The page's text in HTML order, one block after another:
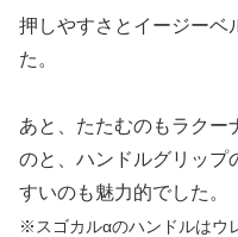
押しやすさとイージーベ
た。
あと、たたむのもラクー
のと、ハンドルグリップ
すいのも魅力的でした。
※スゴカルαのハンドルはウ